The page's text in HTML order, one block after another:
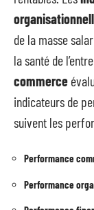
de la masse
la santé de
commerce
indicateurs de
suivent les
Performance
Performance